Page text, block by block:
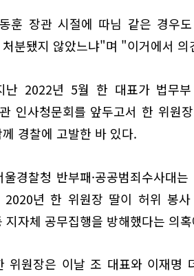
훈 장관 시절에 따님 같은 경우
분됐지 않았느냐"며 "이거에서
난 2022년 5월 한 대표가 법무
인사청문회를 앞두고서 한 위원
경찰에 고발한 바 있다.
울경찰청 반부패·공공범죄수사대
2020년 한 위원장 딸이 허위 봉
지자체 공무집행을 방해했다는 의
위원장은 이날 조 대표와 이재명